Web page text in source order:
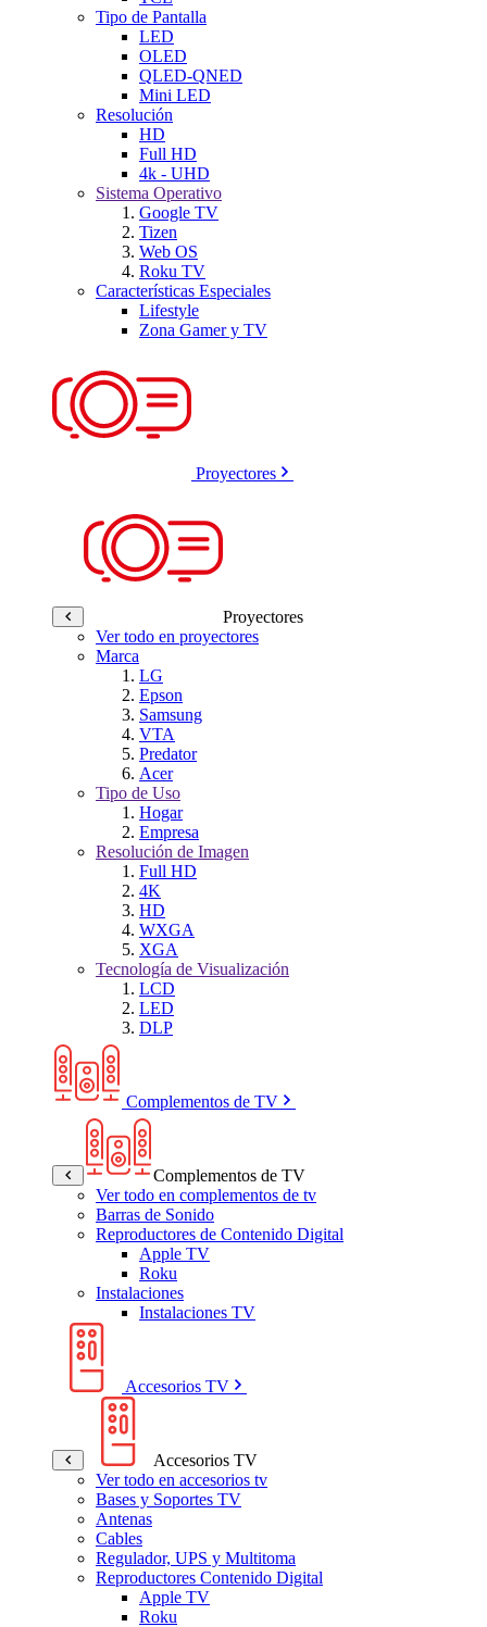
Tipo de Pantalla
LED
OLED
QLED-QNED
Mini LED
Resolución
HD
Full HD
4k - UHD
Sistema Operativo
Google TV
Tizen
Web OS
Roku TV
Características Especiales
Lifestyle
Zona Gamer y TV
Proyectores
Proyectores
Ver todo en proyectores
Marca
LG
Epson
Samsung
VTA
Predator
Acer
Tipo de Uso
Hogar
Empresa
Resolución de Imagen
Full HD
4K
HD
WXGA
XGA
Tecnología de Visualización
LCD
LED
DLP
Complementos de TV
Complementos de TV
Ver todo en complementos de tv
Barras de Sonido
Reproductores de Contenido Digital
Apple TV
Roku
Instalaciones
Instalaciones TV
Accesorios TV
Accesorios TV
Ver todo en accesorios tv
Bases y Soportes TV
Antenas
Cables
Regulador, UPS y Multitoma
Reproductores Contenido Digital
Apple TV
Roku